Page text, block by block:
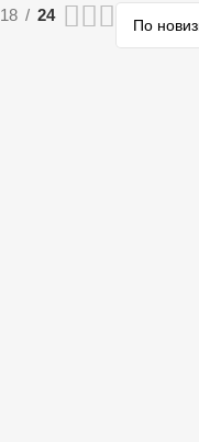
18 24